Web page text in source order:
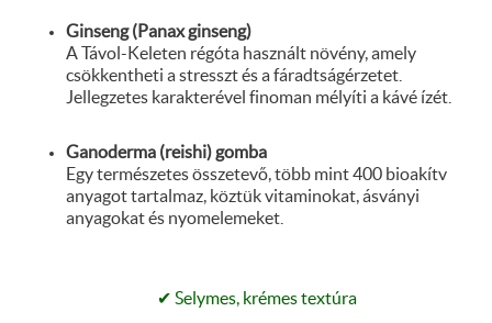
Ginseng (Panax ginseng)
A Távol-Keleten régóta használt növény, amely
csökkentheti a stresszt és a fáradtságérzetet.
Jellegzetes karakterével finoman mélyíti a kávé ízét.
Ganoderma (reishi) gomba
Egy természetes összetevő, több mint 400 bioakítv
anyagot tartalmaz, köztük vitaminokat, ásványi
anyagokat és nyomelemeket.
✔ Selymes, krémes textúra